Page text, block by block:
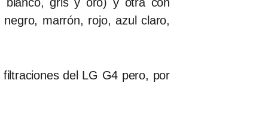
marrón, rojo, azul claro,
del LG G4 pero, por